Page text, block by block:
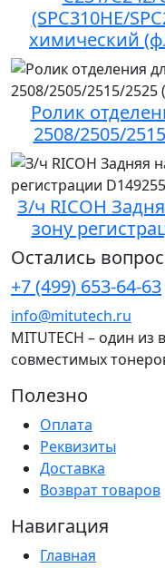
(SPC310HE/
химический
Ролик
2508/2505/
З/ч RICOH
зону
Остались
+7 (499) 653-64-63
info@mitutech.ru
MITUTECH – один
совместимых
Полезно
Оплата
Реквизиты
Доставка
Возврат товаров
Навигация
Главная